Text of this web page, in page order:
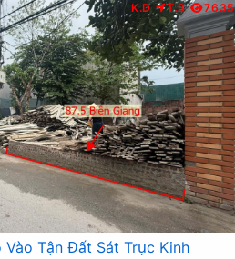
K.D T.B 7635
Vào Tận Đất Sát Trục Kinh